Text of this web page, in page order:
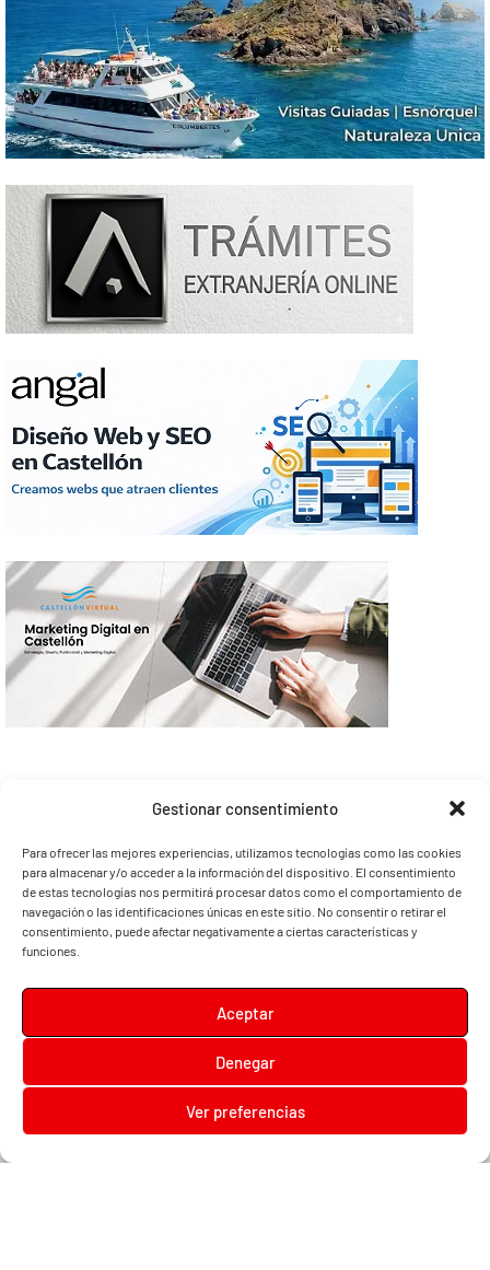
Gestionar consentimiento
Para ofrecer las mejores experiencias, utilizamos tecnologías como las cookies
para almacenar y/o acceder a la información del dispositivo. El consentimiento
de estas tecnologías nos permitirá procesar datos como el comportamiento de
navegación o las identificaciones únicas en este sitio. No consentir o retirar el
consentimiento, puede afectar negativamente a ciertas características y
funciones.
Aceptar
Denegar
Ver preferencias
Diari la Terreta
, un diario digital en el que podrás encontrar noticias de toda la